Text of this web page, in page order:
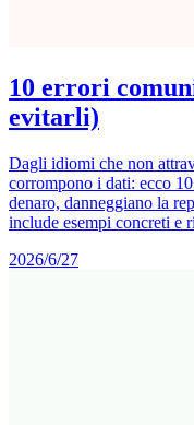
10 errori
evitarli)
Dagli idiomi che non
corrompono i dati: ecco
denaro, danneggiano la
include esempi concreti e
2026/6/27